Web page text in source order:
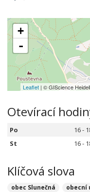
+
-
Leaflet | © GIScience
Otevírací
Po
16 -
St
16 -
Klíčová slova
obec Slunečná obecní